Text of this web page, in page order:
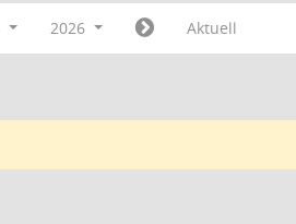
2026 Aktuell